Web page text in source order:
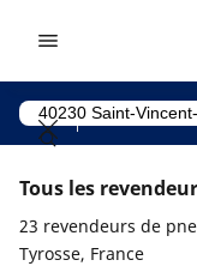
Tous les
23 revendeurs de
Tyrosse, France